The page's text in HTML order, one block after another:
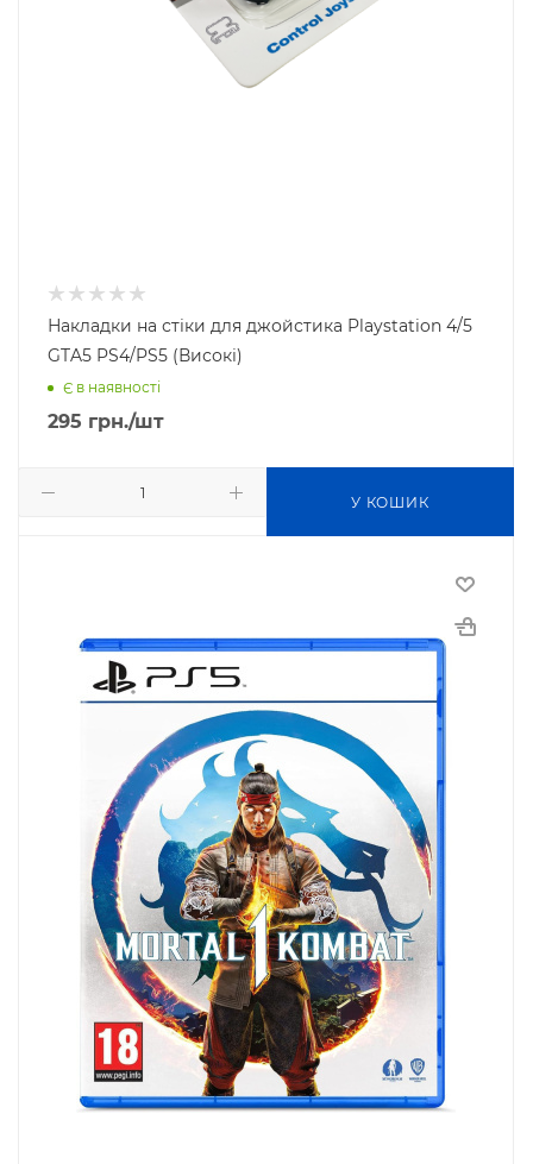
Накладки на стіки для джойстика Playstation 4/5
GTA5 PS4/PS5 (Високі)
Є в наявності
295 грн./шт
У КОШИК